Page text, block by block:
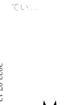
てい…